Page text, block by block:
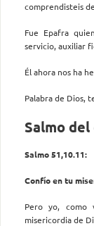
comprendisteis
Fue Epafra
servicio, auxiliar
Él ahora nos ha
Palabra de Dios,
Salmo
Salmo 51,10.11:
Confío en tu
Pero yo, como
misericordia de